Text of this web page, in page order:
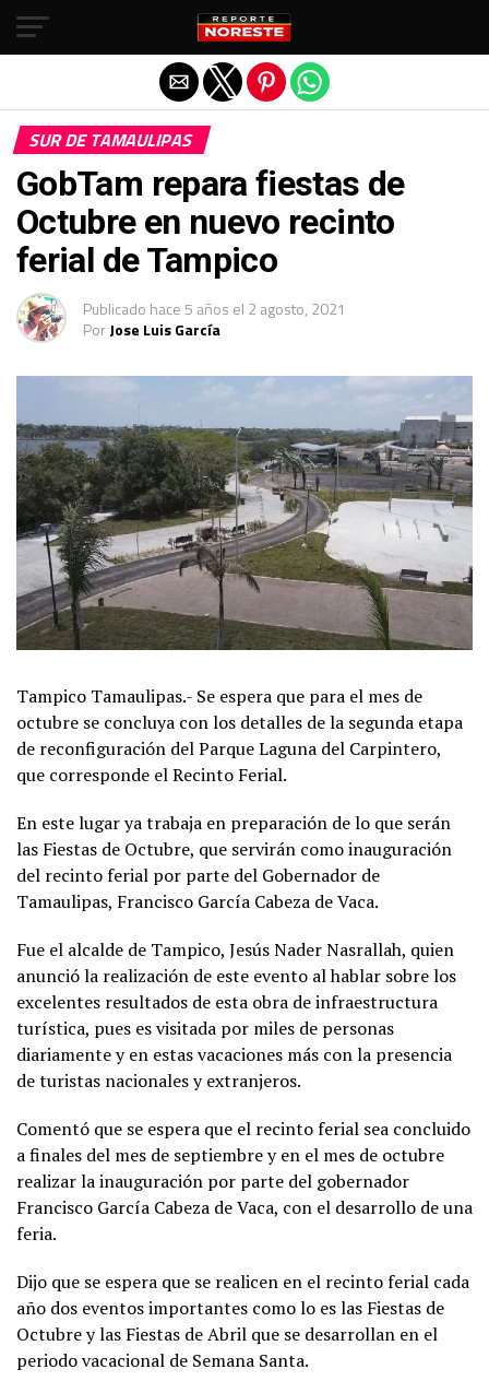
SUR DE TAMAULIPAS
GobTam repara fiestas de
Octubre en nuevo recinto
ferial de Tampico
Publicado hace 5 años el 2 agosto, 2021
PorJose Luis García
Tampico Tamaulipas.- Se espera que para el mes de
octubre se concluya con los detalles de la segunda etapa
de reconfiguración del Parque Laguna del Carpintero,
que corresponde el Recinto Ferial.
En este lugar ya trabaja en preparación de lo que serán
las Fiestas de Octubre, que servirán como inauguración
del recinto ferial por parte del Gobernador de
Tamaulipas, Francisco García Cabeza de Vaca.
Fue el alcalde de Tampico, Jesús Nader Nasrallah, quien
anunció la realización de este evento al hablar sobre los
excelentes resultados de esta obra de infraestructura
turística, pues es visitada por miles de personas
diariamente y en estas vacaciones más con la presencia
de turistas nacionales y extranjeros.
Comentó que se espera que el recinto ferial sea concluido
a finales del mes de septiembre y en el mes de octubre
realizar la inauguración por parte del gobernador
Francisco García Cabeza de Vaca, con el desarrollo de una
feria.
Dijo que se espera que se realicen en el recinto ferial cada
año dos eventos importantes como lo es las Fiestas de
Octubre y las Fiestas de Abril que se desarrollan en el
periodo vacacional de Semana Santa.
Salir de la versión móvil